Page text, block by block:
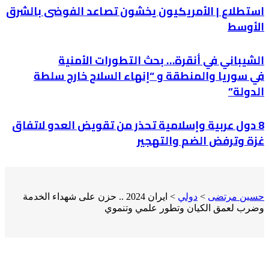
استطلاع | الأمريكيون يخشون تصاعد الفوضى بالشرق
الأوسط
الشيباني في أنقرة… بحث التطورات الأمنية
في سوريا والمنطقة و “إنهاء السلاح خارج سلطة
الدولة”
8 دول عربية وإسلامية تحذر من تقويض العدو لاتفاق
غزة وترفض الضم والتهجير
حسين مرتضى > دولي >
ايران 2024 .. حزن على شهداء الخدمة
وضرب لعمق الكيان وتطور علمي وتنموي